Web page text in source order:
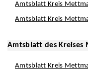
Amtsblatt Kreis
Amtsblatt Kreis
Amtsblatt des Kreises
Amtsblatt Kreis